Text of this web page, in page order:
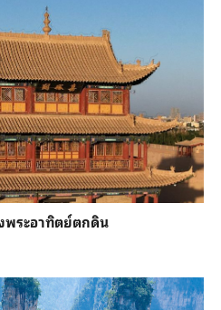
พระอาทิตย์ตกดิน